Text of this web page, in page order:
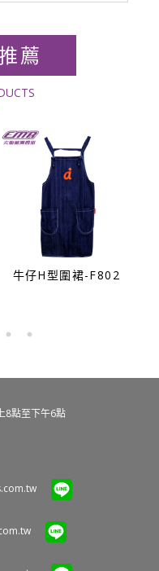
薦
牛仔H型圍裙-F802
8點至下午6點